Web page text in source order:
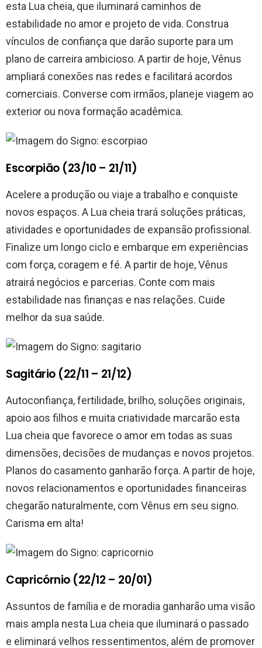
esta Lua cheia, que iluminará caminhos de
estabilidade no amor e projeto de vida. Construa
vínculos de confiança que darão suporte para um
plano de carreira ambicioso. A partir de hoje, Vênus
ampliará conexões nas redes e facilitará acordos
comerciais. Converse com irmãos, planeje viagem ao
exterior ou nova formação acadêmica.
Escorpião (23/10 – 21/11)
Acelere a produção ou viaje a trabalho e conquiste
novos espaços. A Lua cheia trará soluções práticas,
atividades e oportunidades de expansão profissional.
Finalize um longo ciclo e embarque em experiências
com força, coragem e fé. A partir de hoje, Vênus
atrairá negócios e parcerias. Conte com mais
estabilidade nas finanças e nas relações. Cuide
melhor da sua saúde.
Sagitário (22/11 – 21/12)
Autoconfiança, fertilidade, brilho, soluções originais,
apoio aos filhos e muita criatividade marcarão esta
Lua cheia que favorece o amor em todas as suas
dimensões, decisões de mudanças e novos projetos.
Planos do casamento ganharão força. A partir de hoje,
novos relacionamentos e oportunidades financeiras
chegarão naturalmente, com Vênus em seu signo.
Carisma em alta!
Capricórnio (22/12 – 20/01)
Assuntos de família e de moradia ganharão uma visão
mais ampla nesta Lua cheia que iluminará o passado
e eliminará velhos ressentimentos, além de promover